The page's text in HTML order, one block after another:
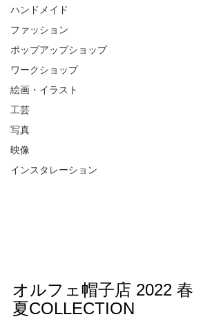
ハンドメイド
ファッション
ポップアップショップ
ワークショップ
絵画・イラスト
工芸
写真
映像
インスタレーション
オルフェ帽子店 2022 春
夏COLLECTION